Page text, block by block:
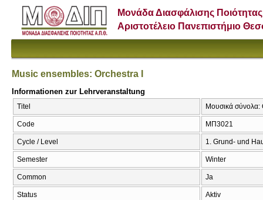
Μονάδα Διασφάλισης Ποιότητας
Αριστοτέλειο Πανεπιστήμιο
Music ensembles: Orchestra I
Informationen zur Lehrveranstaltung
Titel Μουσικά
Code ΜΠ3021
Cycle / Level 1. Grund- und
Semester Winter
Common Ja
Status Aktiv